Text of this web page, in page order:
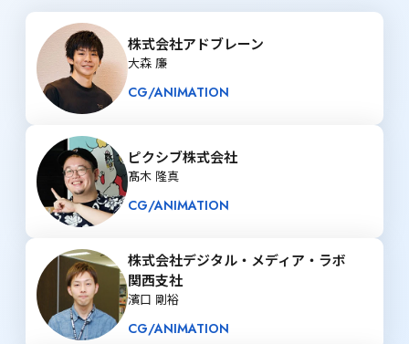
卒業生向け情報
株式会社アドブレーン
大森 廉
CG/ANIMATION
ピクシブ株式会社
髙木 隆真
CG/ANIMATION
株式会社デジタル・メディア・ラボ
関西支社
濱口 剛裕
CG/ANIMATION